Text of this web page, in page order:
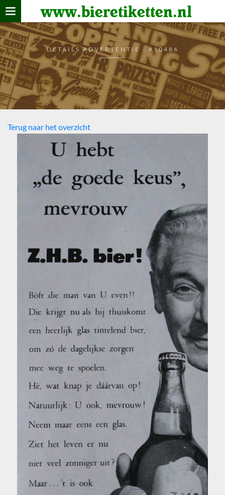
www.bieretiketten.nl
Home
verzamelen
De bierkaart
Bezoekers
DETAILS ADVERTENTIE - #10486
Terug naar het overzicht